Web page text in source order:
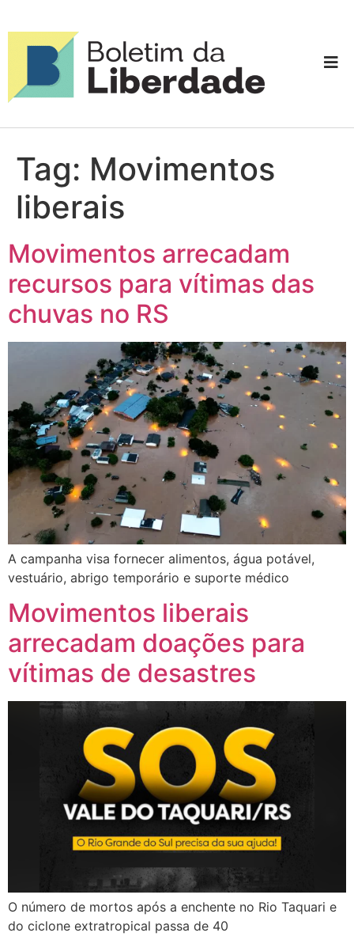
Tag: Movimentos
liberais
Movimentos arrecadam
recursos para vítimas das
chuvas no RS
A campanha visa fornecer alimentos, água potável,
vestuário, abrigo temporário e suporte médico
Movimentos liberais
arrecadam doações para
vítimas de desastres
O número de mortos após a enchente no Rio Taquari e
do ciclone extratropical passa de 40